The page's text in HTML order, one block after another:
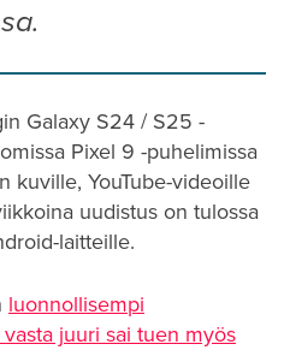
Galaxy S24 / S25 -
Pixel 9 -puhelimissa
kuville, YouTube-videoille
uudistus on tulossa
laitteille.
luonnollisempi
juuri sai tuen myös